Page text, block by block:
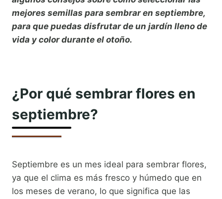
mejores semillas para sembrar en septiembre,
para que puedas disfrutar de un jardín lleno de
vida y color durante el otoño.
¿Por qué sembrar flores en
septiembre?
Septiembre es un mes ideal para sembrar flores,
ya que el clima es más fresco y húmedo que en
los meses de verano, lo que significa que las